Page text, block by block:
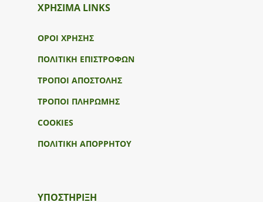
ΧΡΗΣΙΜΑ LINKS
ΟΡΟΙ ΧΡΗΣΗΣ
ΠΟΛΙΤΙΚΗ ΕΠΙΣΤΡΟΦΩΝ
ΤΡΟΠΟΙ ΑΠΟΣΤΟΛΗΣ
ΤΡΟΠΟΙ ΠΛΗΡΩΜΗΣ
COOKIES
ΠΟΛΙΤΙΚΗ ΑΠΟΡΡΗΤΟΥ
ΥΠΟΣΤΉΡΙΞΗ